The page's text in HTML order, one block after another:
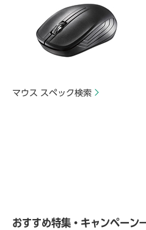
マウス スペック検索
おすすめ特集・キャンペーン